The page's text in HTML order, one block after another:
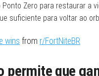
Zero para restaurar a
suficiente para voltar ao
wins from r/FortNiteBR
permite que